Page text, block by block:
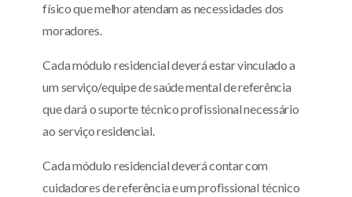
físico que melhor atendam as necessidades dos
moradores.
Cada módulo residencial deverá estar vinculado a
um serviço/equipe de saúde mental de referência
que dará o suporte técnico profissional necessário
ao serviço residencial.
Cada módulo residencial deverá contar com
cuidadores de referência e um profissional técnico